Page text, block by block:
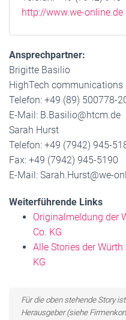
http://www.we-online.de
Ansprechpartner:
Brigitte Basilio
HighTech communications
Telefon: +49 (89) 500778-
E-Mail: B.Basilio@htcm.de
Sarah Hurst
Telefon: +49 (7942) 945-
Fax: +49 (7942) 945-5190
E-Mail: Sarah.Hurst@we-
Weiterführende Links
Originalmeldung der
Co. KG
Alle Stories der
KG
Für die oben stehende Story
Herausgeber (siehe